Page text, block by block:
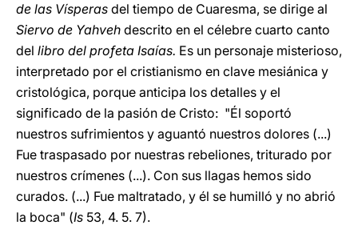
de las Vísperas del tiempo de Cuaresma, se dirige al
Siervo de Yahveh descrito en el célebre cuarto canto
del libro del profeta Isaías. Es un personaje misterioso,
interpretado por el cristianismo en clave mesiánica y
cristológica, porque anticipa los detalles y el
significado de la pasión de Cristo: "Él soportó
nuestros sufrimientos y aguantó nuestros dolores (...)
Fue traspasado por nuestras rebeliones, triturado por
nuestros crímenes (...). Con sus llagas hemos sido
curados. (...) Fue maltratado, y él se humilló y no abrió
la boca" (Is 53, 4. 5. 7).